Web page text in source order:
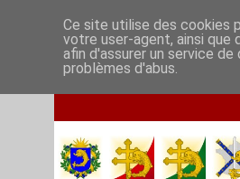
Ce site utilise des cookies
votre user-agent, ainsi
afin d'assurer un service
problèmes d'abus.